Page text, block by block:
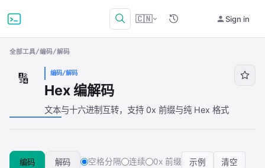
🇨🇳 Sign in
全部工具/编码/解码
🔢 编码/解码
Hex 编解码
文本与十六进制互转，支持 0x 前缀与纯 Hex 格式
编码 解码 空格分隔 连续 0x 前缀 示例 清空